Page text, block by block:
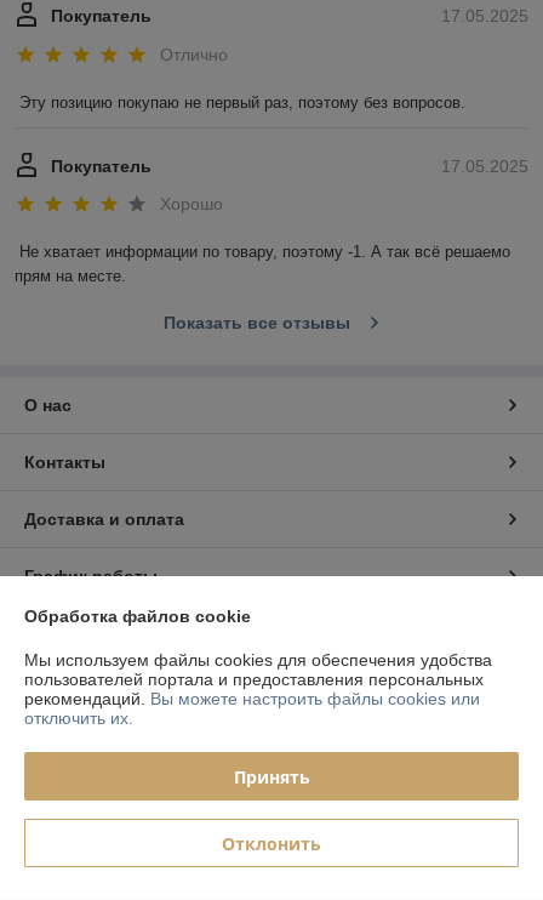
17.05.2025
Покупатель
Отлично
Эту позицию покупаю не первый раз, поэтому без вопросов.
17.05.2025
Покупатель
Хорошо
Не хватает информации по товару, поэтому -1. А так всё решаемо
прям на месте.
Показать все отзывы
О нас
Контакты
Доставка и оплата
График работы
Политика обработки cookies
Обработка файлов cookie
Мы используем файлы cookies для обеспечения удобства
пользователей портала и предоставления персональных
рекомендаций. Вы можете настроить файлы cookies или
отключить их.
Принять
Отклонить